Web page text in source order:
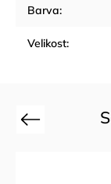
Barva:
Velikost:
Previous